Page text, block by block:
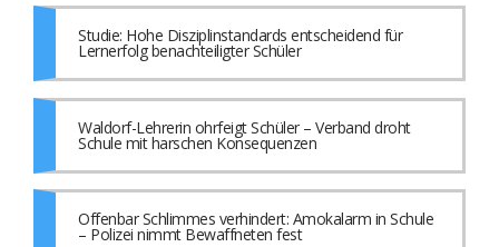
Studie: Hohe Disziplinstandards entscheidend für
Lernerfolg benachteiligter Schüler
Waldorf-Lehrerin ohrfeigt Schüler – Verband droht
Schule mit harschen Konsequenzen
Offenbar Schlimmes verhindert: Amokalarm in Schule
– Polizei nimmt Bewaffneten fest